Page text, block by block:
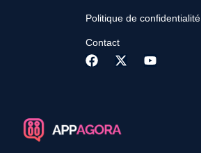
Politique de confidentialité
Contact